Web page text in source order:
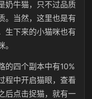
奶牛猫，只不过品质
。当然，这里也是有
生下来的小猫咪也有
的四个副本中有10%
程中开启猫眼，查看
后点击捉猫，就有一